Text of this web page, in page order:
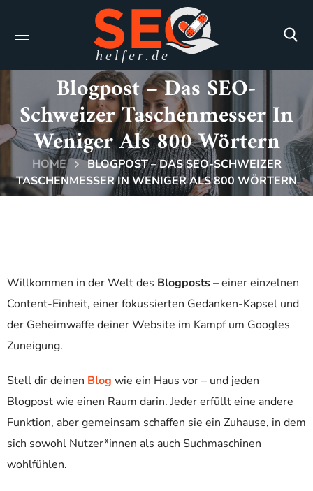
Blogpost – Das SEO-
Schweizer Taschenmesser In
Weniger Als 800 Wörtern
HOME
BLOGPOST – DAS SEO-SCHWEIZER
TASCHENMESSER IN WENIGER ALS 800 WÖRTERN
Willkommen in der Welt des Blogposts– einer einzelnen
Content-Einheit, einer fokussierten Gedanken-Kapsel und
der Geheimwaffe deiner Website im Kampf um Googles
Zuneigung.
Stell dir deinen Blog wie ein Haus vor – und jeden
Blogpost wie einen Raum darin. Jeder erfüllt eine andere
Funktion, aber gemeinsam schaffen sie ein Zuhause, in dem
sich sowohl Nutzer*innen als auch Suchmaschinen
wohlfühlen.